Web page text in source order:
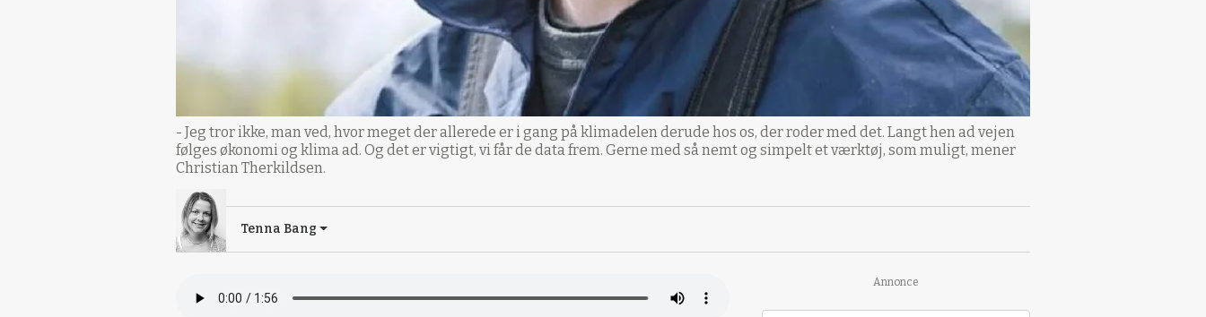
- Jeg tror ikke, man ved, hvor meget der allerede er i gang på klimadelen derude hos os, der roder med det. Langt hen ad vejen
følges økonomi og klima ad. Og det er vigtigt, vi får de data frem. Gerne med så nemt og simpelt et værktøj, som muligt, mener
Christian Therkildsen.
Tenna Bang
Annonce